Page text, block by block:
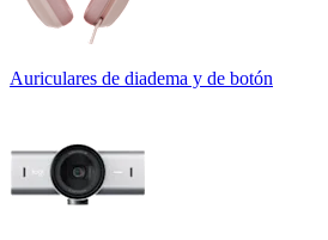
Auriculares de diadema y de botón